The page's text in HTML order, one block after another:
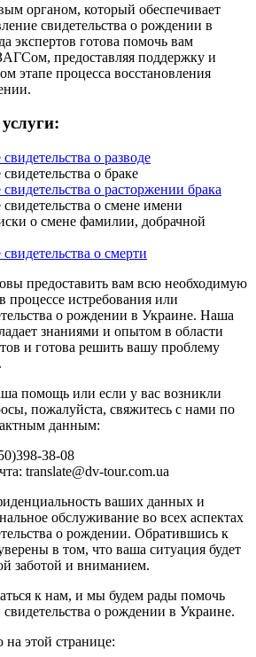
органом, который обеспечивает
свидетельства о рождении в
экспертов готова помочь вам
предоставляя поддержку и
этапе процесса восстановления
о разводе
о браке
о расторжении брака
о смене имени
о смене фамилии, добрачной
о смерти
предоставить вам всю необходимую
истребования или
о рождении в Украине. Наша
знаниями и опытом в области
и готова решить вашу проблему
помощь или если у вас возникли
пожалуйста, свяжитесь с нами по
данным:
38-08
translate@dv-tour.com.ua
ваших данных и
обслуживание во всех аспектах
о рождении. Обратившись к
в том, что ваша ситуация будет
заботой и вниманием.
к нам, и мы будем рады помочь
о рождении в Украине.
этой странице: